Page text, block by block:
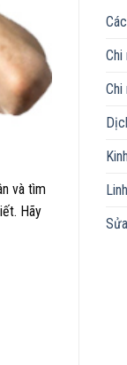
và tìm
Hãy
Chi
Chi